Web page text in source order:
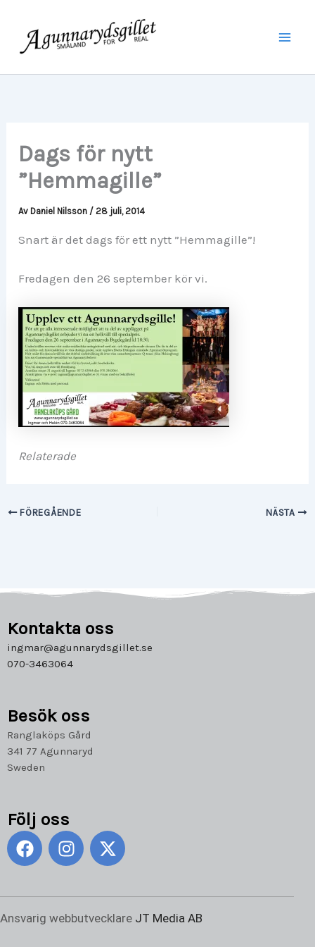
innehåll
Dags för nytt
”Hemmagille”
Av Daniel Nilsson / 28 juli, 2014
Snart är det dags för ett nytt ”Hemmagille”!
Fredagen den 26 september kör vi.
Relaterade
FÖREGÅENDE NÄSTA
Kontakta oss
ingmar@agunnarydsgillet.se
070-3463064
Besök oss
Ranglaköps Gård
341 77 Agunnaryd
Sweden
Följ oss
F
a
e
o
I
n
t
a
g
X
-
w
i
t
Ansvarig webbutvecklare JT Media AB